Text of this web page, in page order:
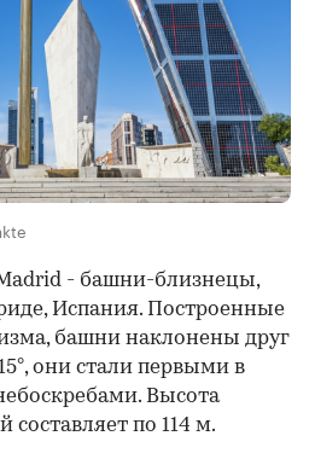
- башни-близнецы,
Испания. Построенные
башни наклонены друг
они стали первыми в
Высота
по 114 м.